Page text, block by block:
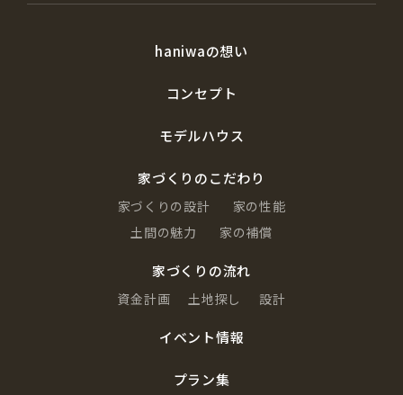
haniwaの想い
コンセプト
モデルハウス
家づくりのこだわり
家づくりの設計
家の性能
土間の魅力
家の補償
家づくりの流れ
資金計画 土地探し 設計
イベント情報
プラン集